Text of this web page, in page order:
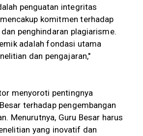
penguatan integritas
komitmen terhadap
penghindaran plagiarisme.
adalah fondasi utama
dan pengajaran,"
menyoroti pentingnya
terhadap pengembangan
Menurutnya, Guru Besar harus
yang inovatif dan